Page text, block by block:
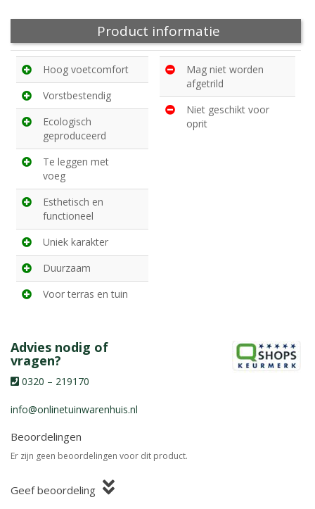
Product informatie
Hoog voetcomfort
Vorstbestendig
Ecologisch
geproduceerd
Te leggen met
voeg
Esthetisch en
functioneel
Uniek karakter
Duurzaam
Voor terras en tuin
Mag niet worden
afgetrild
Niet geschikt voor
oprit
Advies nodig of
vragen?
0320 – 219170
info@onlinetuinwarenhuis.nl
Beoordelingen
Er zijn geen beoordelingen voor dit product.
Geef beoordeling